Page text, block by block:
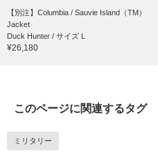
【別注】Columbia / Sauvie Island（TM）
Jacket
Duck Hunter / サイズ L
¥26,180
このページに関連するタグ
ミリタリー